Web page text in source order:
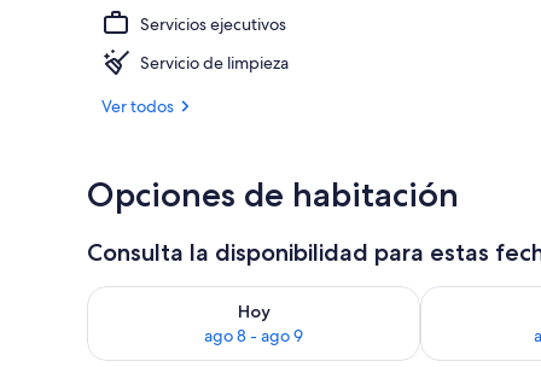
Servicios ejecutivos
Servicio de limpieza
Ver todos
Opciones de habitación
Consulta la disponibilidad para estas
Hoy
ago 8 - ago 9
Consulta la disponibilidad para hoy ago 8 - ago 9
Consulta la